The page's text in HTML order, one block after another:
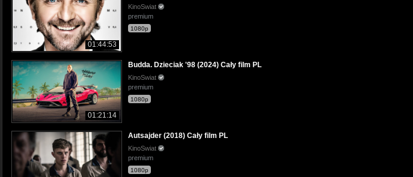
01:44:53
KinoSwiat
premium
1080p
01:21:14
Budda. Dzieciak '98 (2024) Cały film PL
KinoSwiat
premium
1080p
Autsajder (2018) Cały film PL
KinoSwiat
premium
1080p